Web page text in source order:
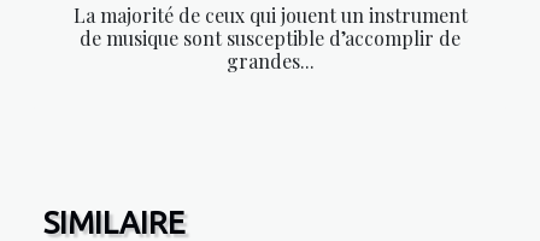
La majorité de ceux qui jouent un instrument
de musique sont susceptible d’accomplir de
grandes...
SIMILAIRE